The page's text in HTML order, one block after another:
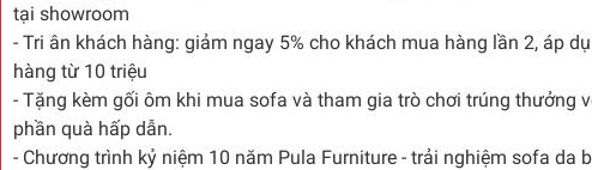
tại showroom
- Tri ân khách hàng: giảm ngay 5% cho khách mua hàng lần 2, áp
hàng từ 10 triệu
- Tặng kèm gối ôm khi mua sofa và tham gia trò chơi trúng thưởng
phần quà hấp dẫn.
- Chương trình kỷ niệm 10 năm Pula Furniture - trải nghiệm sofa da